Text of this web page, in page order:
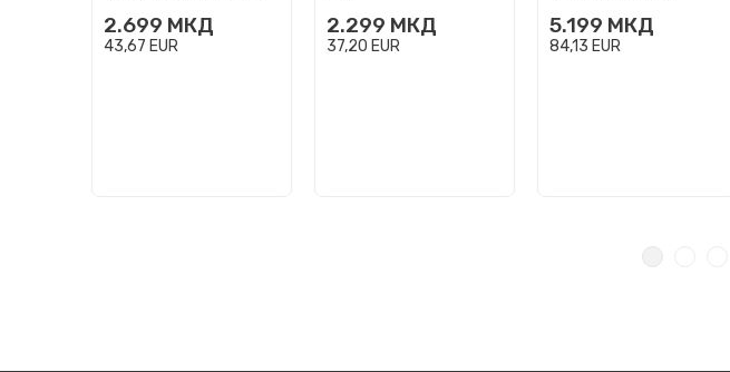
2.699 МКД
43,67 EUR
2.299 МКД
37,20 EUR
SUV
5.199 МКД
84,13 EUR